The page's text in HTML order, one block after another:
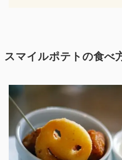
スマイルポテトの食べ